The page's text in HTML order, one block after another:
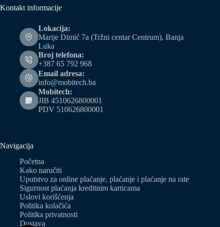
Kontakt informacije
Lokacija:
Marije Dimić 7a (Tržni centar Centrum), Banja
Luka
Broj telefona:
+387 65 792 968
Email adresa:
info@mobitech.ba
Mobitech:
JIB 4510626800001
PDV 510626800001
Navigacija
Početna
Kako naručiti
Uputstvo za online plaćanje, plaćanje i plaćanje na rate
Sigurnost plaćanja kreditnim karticama
Uslovi korišćenja
Politika kolačića
Politika privatnosti
Dostava